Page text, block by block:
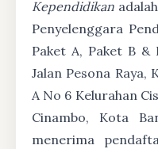
Kependidikan
Penyelenggara
Paket A, Paket B
Jalan Pesona Raya,
A No 6 Kelurahan
Cinambo, Kota
menerima